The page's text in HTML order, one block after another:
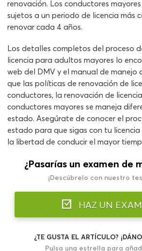
renovación. Los conductores
sujetos a un periodo de licencia más
renovar cada 4 años.
Los detalles completos del proceso
licencia para adultos mayores lo
web del DMV y el manual de manejo
que las políticas de renovación de
conductores, la renovación de
conductores mayores se maneja
estado. Asegúrate de conocer el
estado para que sigas con tu
la libertad de conducir el mayor
¿Pasarías un examen de
¡Descúbrelo con nuestro
HAZ UN
¿TE GUSTA EL ARTÍCULO?
Pulsa una estrella para